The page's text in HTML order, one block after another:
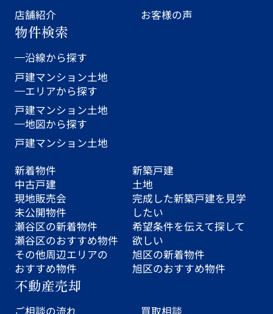
店舗紹介
お客様の声
物件検索
沿線から探す
戸建マンション土地
エリアから探す
戸建マンション土地
地図から探す
戸建マンション土地
新着物件
中古戸建
現地販売会
未公開物件
瀬谷区の新着物件
瀬谷区のおすすめ物件
その他周辺エリアの
おすすめ物件
新築戸建
土地
完成した新築戸建を見学
したい
希望条件を伝えて探して
欲しい
旭区の新着物件
旭区のおすすめ物件
不動産売却